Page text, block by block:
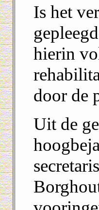
Is het
hierin
door de
Uit de